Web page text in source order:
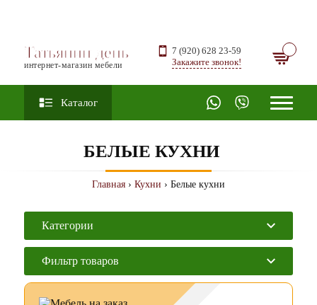
Татьянин день
интернет-магазин мебели
7 (920) 628 23-59
Закажите звонок!
Каталог
БЕЛЫЕ КУХНИ
Главная › Кухни › Белые кухни
Категории
Фильтр товаров